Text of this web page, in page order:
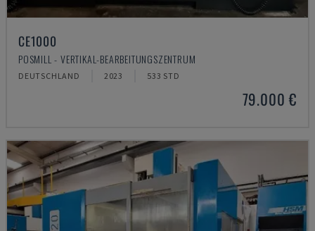
CE1000
POSMILL - VERTIKAL-BEARBEITUNGSZENTRUM
DEUTSCHLAND 2023 533 STD
79.000 €